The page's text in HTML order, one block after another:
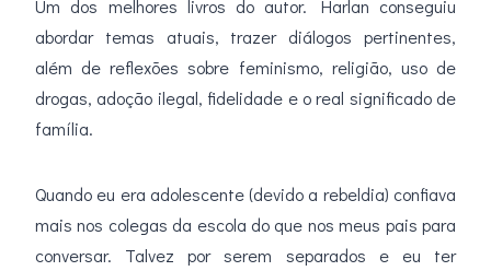
Um dos melhores livros do autor. Harlan conseguiu
abordar temas atuais, trazer diálogos pertinentes,
além de reflexões sobre feminismo, religião, uso de
drogas, adoção ilegal, fidelidade e o real significado de
família.
Quando eu era adolescente (devido a rebeldia) confiava
mais nos colegas da escola do que nos meus pais para
conversar. Talvez por serem separados e eu ter